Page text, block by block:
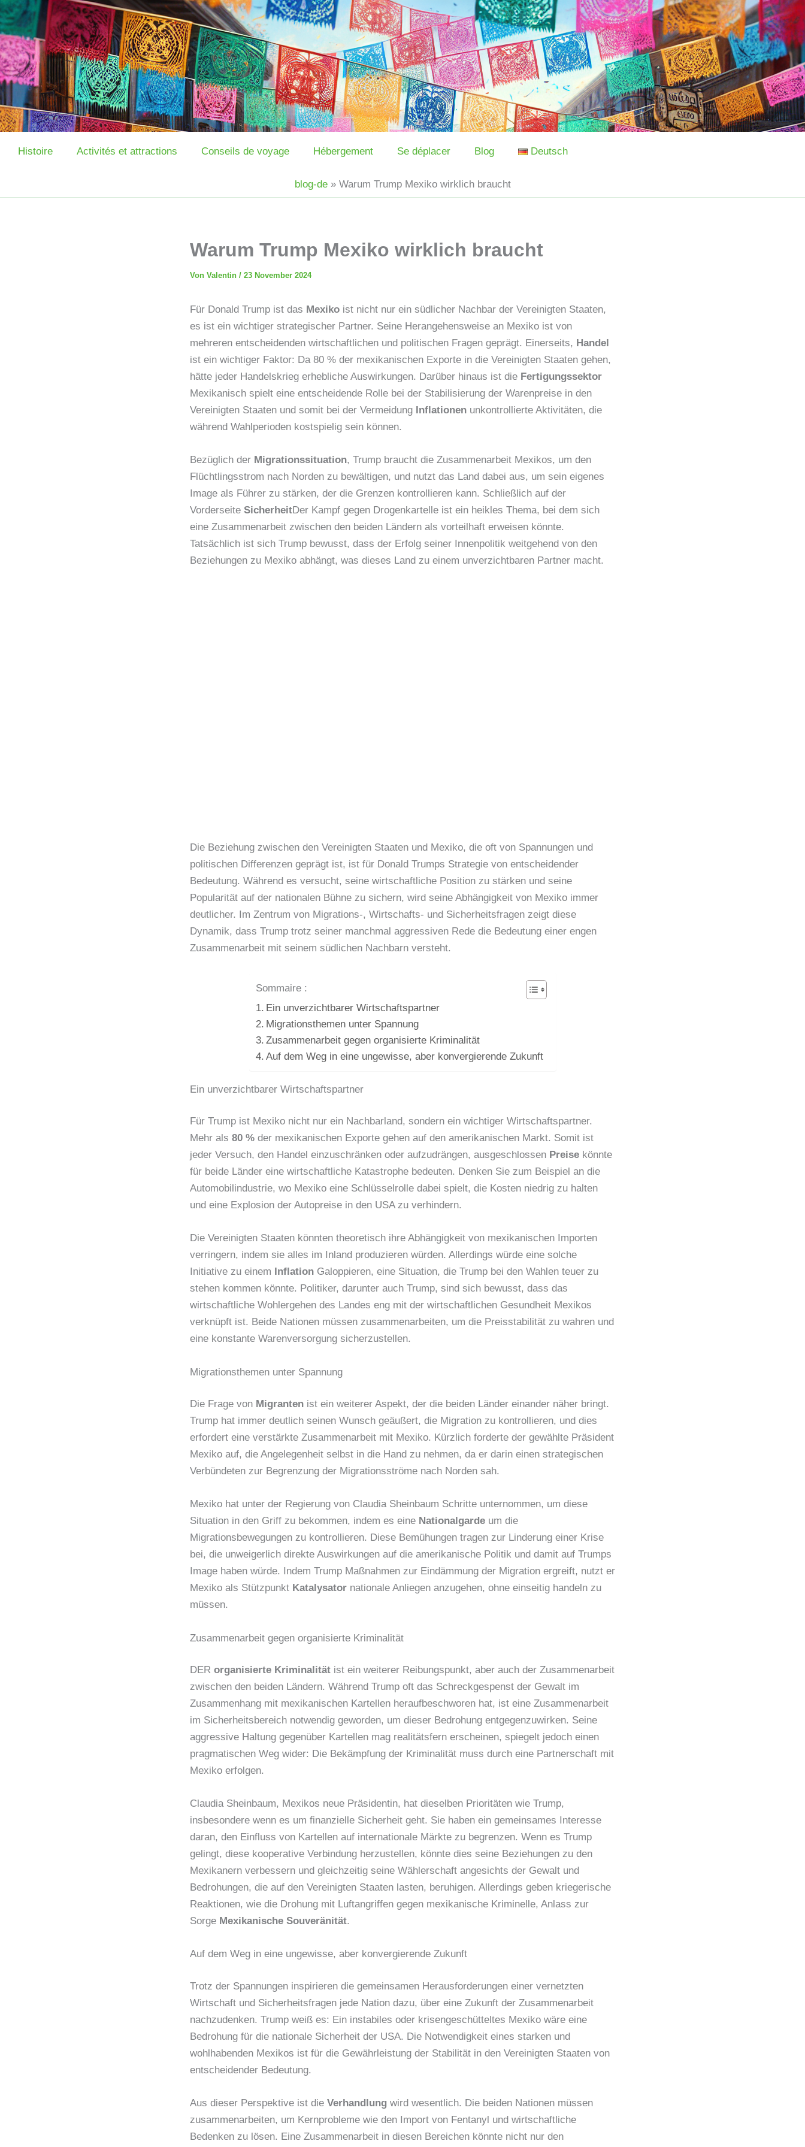
Zum
Inhalt
springen
Histoire Activités et attractions Conseils de voyage Hébergement Se déplacer Blog Deutsch
blog-de» Warum Trump Mexiko wirklich braucht
Warum Trump Mexiko wirklich braucht
Von Valentin / 23 November 2024
Für Donald Trump ist das Mexiko ist nicht nur ein südlicher Nachbar der Vereinigten Staaten,
es ist ein wichtiger strategischer Partner. Seine Herangehensweise an Mexiko ist von
mehreren entscheidenden wirtschaftlichen und politischen Fragen geprägt. Einerseits, Handel
ist ein wichtiger Faktor: Da 80 % der mexikanischen Exporte in die Vereinigten Staaten gehen,
hätte jeder Handelskrieg erhebliche Auswirkungen. Darüber hinaus ist die Fertigungssektor
Mexikanisch spielt eine entscheidende Rolle bei der Stabilisierung der Warenpreise in den
Vereinigten Staaten und somit bei der Vermeidung Inflationen unkontrollierte Aktivitäten, die
während Wahlperioden kostspielig sein können.
Bezüglich der Migrationssituation, Trump braucht die Zusammenarbeit Mexikos, um den
Flüchtlingsstrom nach Norden zu bewältigen, und nutzt das Land dabei aus, um sein eigenes
Image als Führer zu stärken, der die Grenzen kontrollieren kann. Schließlich auf der
Vorderseite SicherheitDer Kampf gegen Drogenkartelle ist ein heikles Thema, bei dem sich
eine Zusammenarbeit zwischen den beiden Ländern als vorteilhaft erweisen könnte.
Tatsächlich ist sich Trump bewusst, dass der Erfolg seiner Innenpolitik weitgehend von den
Beziehungen zu Mexiko abhängt, was dieses Land zu einem unverzichtbaren Partner macht.
Die Beziehung zwischen den Vereinigten Staaten und Mexiko, die oft von Spannungen und
politischen Differenzen geprägt ist, ist für Donald Trumps Strategie von entscheidender
Bedeutung. Während es versucht, seine wirtschaftliche Position zu stärken und seine
Popularität auf der nationalen Bühne zu sichern, wird seine Abhängigkeit von Mexiko immer
deutlicher. Im Zentrum von Migrations-, Wirtschafts- und Sicherheitsfragen zeigt diese
Dynamik, dass Trump trotz seiner manchmal aggressiven Rede die Bedeutung einer engen
Zusammenarbeit mit seinem südlichen Nachbarn versteht.
Sommaire :
Ein unverzichtbarer Wirtschaftspartner
Migrationsthemen unter Spannung
Zusammenarbeit gegen organisierte Kriminalität
Auf dem Weg in eine ungewisse, aber konvergierende Zukunft
Ein unverzichtbarer Wirtschaftspartner
Für Trump ist Mexiko nicht nur ein Nachbarland, sondern ein wichtiger Wirtschaftspartner.
Mehr als 80 % der mexikanischen Exporte gehen auf den amerikanischen Markt. Somit ist
jeder Versuch, den Handel einzuschränken oder aufzudrängen, ausgeschlossen Preise könnte
für beide Länder eine wirtschaftliche Katastrophe bedeuten. Denken Sie zum Beispiel an die
Automobilindustrie, wo Mexiko eine Schlüsselrolle dabei spielt, die Kosten niedrig zu halten
und eine Explosion der Autopreise in den USA zu verhindern.
Die Vereinigten Staaten könnten theoretisch ihre Abhängigkeit von mexikanischen Importen
verringern, indem sie alles im Inland produzieren würden. Allerdings würde eine solche
Initiative zu einem
Inflation Galoppieren, eine Situation, die Trump bei den Wahlen teuer zu
stehen kommen könnte. Politiker, darunter auch Trump, sind sich bewusst, dass das
wirtschaftliche Wohlergehen des Landes eng mit der wirtschaftlichen Gesundheit Mexikos
verknüpft ist. Beide Nationen müssen zusammenarbeiten, um die Preisstabilität zu wahren und
eine konstante Warenversorgung sicherzustellen.
Migrationsthemen unter Spannung
Die Frage von Migranten ist ein weiterer Aspekt, der die beiden Länder einander näher bringt.
Trump hat immer deutlich seinen Wunsch geäußert, die Migration zu kontrollieren, und dies
erfordert eine verstärkte Zusammenarbeit mit Mexiko. Kürzlich forderte der gewählte Präsident
Mexiko auf, die Angelegenheit selbst in die Hand zu nehmen, da er darin einen strategischen
Verbündeten zur Begrenzung der Migrationsströme nach Norden sah.
Mexiko hat unter der Regierung von Claudia Sheinbaum Schritte unternommen, um diese
Situation in den Griff zu bekommen, indem es eine Nationalgarde um die
Migrationsbewegungen zu kontrollieren. Diese Bemühungen tragen zur Linderung einer Krise
bei, die unweigerlich direkte Auswirkungen auf die amerikanische Politik und damit auf Trumps
Image haben würde. Indem Trump Maßnahmen zur Eindämmung der Migration ergreift, nutzt er
Mexiko als Stützpunkt Katalysator nationale Anliegen anzugehen, ohne einseitig handeln zu
müssen.
Zusammenarbeit gegen organisierte Kriminalität
DER organisierte Kriminalität ist ein weiterer Reibungspunkt, aber auch der Zusammenarbeit
zwischen den beiden Ländern. Während Trump oft das Schreckgespenst der Gewalt im
Zusammenhang mit mexikanischen Kartellen heraufbeschworen hat, ist eine Zusammenarbeit
im Sicherheitsbereich notwendig geworden, um dieser Bedrohung entgegenzuwirken. Seine
aggressive Haltung gegenüber Kartellen mag realitätsfern erscheinen, spiegelt jedoch einen
pragmatischen Weg wider: Die Bekämpfung der Kriminalität muss durch eine Partnerschaft mit
Mexiko erfolgen.
Claudia Sheinbaum, Mexikos neue Präsidentin, hat dieselben Prioritäten wie Trump,
insbesondere wenn es um finanzielle Sicherheit geht. Sie haben ein gemeinsames Interesse
daran, den Einfluss von Kartellen auf internationale Märkte zu begrenzen. Wenn es Trump
gelingt, diese kooperative Verbindung herzustellen, könnte dies seine Beziehungen zu den
Mexikanern verbessern und gleichzeitig seine Wählerschaft angesichts der Gewalt und
Bedrohungen, die auf den Vereinigten Staaten lasten, beruhigen. Allerdings geben kriegerische
Reaktionen, wie die Drohung mit Luftangriffen gegen mexikanische Kriminelle, Anlass zur
Sorge Mexikanische Souveränität.
Auf dem Weg in eine ungewisse, aber konvergierende Zukunft
Trotz der Spannungen inspirieren die gemeinsamen Herausforderungen einer vernetzten
Wirtschaft und Sicherheitsfragen jede Nation dazu, über eine Zukunft der Zusammenarbeit
nachzudenken. Trump weiß es: Ein instabiles oder krisengeschütteltes Mexiko wäre eine
Bedrohung für die nationale Sicherheit der USA. Die Notwendigkeit eines starken und
wohlhabenden Mexikos ist für die Gewährleistung der Stabilität in den Vereinigten Staaten von
entscheidender Bedeutung.
Aus dieser Perspektive ist die Verhandlung wird wesentlich. Die beiden Nationen müssen
zusammenarbeiten, um Kernprobleme wie den Import von Fentanyl und wirtschaftliche
Bedenken zu lösen. Eine Zusammenarbeit in diesen Bereichen könnte nicht nur den